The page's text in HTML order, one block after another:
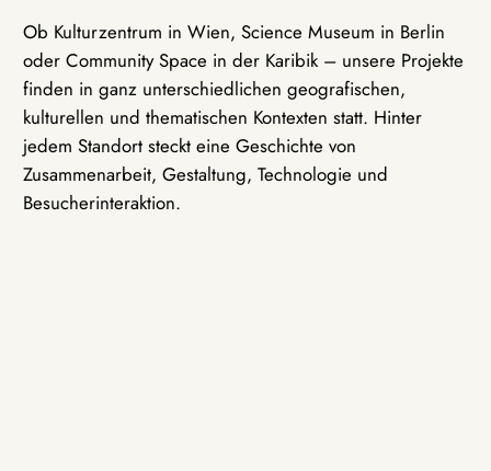
Ob Kulturzentrum in Wien, Science Museum in Berlin
oder Community Space in der Karibik – unsere Projekte
finden in ganz unterschiedlichen geografischen,
kulturellen und thematischen Kontexten statt. Hinter
jedem Standort steckt eine Geschichte von
Zusammenarbeit, Gestaltung, Technologie und
Besucherinteraktion.